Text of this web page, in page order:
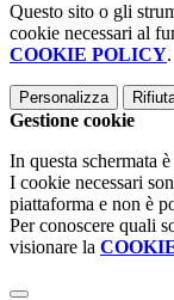
Questo sito o gli
cookie necessari al
COOKIE POLICY.
Personalizza
Gestione cookie
In questa schermata
I cookie necessari
piattaforma e non è
Per conoscere quali
visionare la